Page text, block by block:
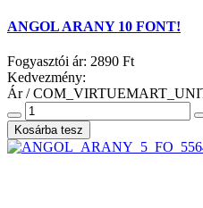
ANGOL ARANY 10 FONT!
Fogyasztói ár: 2890 Ft
Kedvezmény:
Ár /